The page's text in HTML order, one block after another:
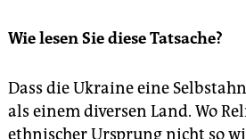
Wie lesen Sie diese Tatsache?
Dass die Ukraine eine
als einem diversen Land. Wo
ethnischer Ursprung nicht so